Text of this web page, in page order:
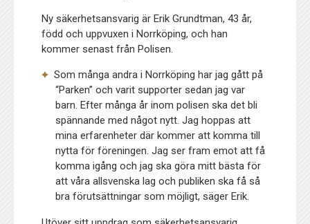
Ny säkerhetsansvarig är Erik Grundtman, 43 år,
född och uppvuxen i Norrköping, och han
kommer senast från Polisen.
Som många andra i Norrköping har jag gått på
“Parken” och varit supporter sedan jag var
barn. Efter många år inom polisen ska det bli
spännande med något nytt. Jag hoppas att
mina erfarenheter där kommer att komma till
nytta för föreningen. Jag ser fram emot att få
komma igång och jag ska göra mitt bästa för
att våra allsvenska lag och publiken ska få så
bra förutsättningar som möjligt, säger Erik.